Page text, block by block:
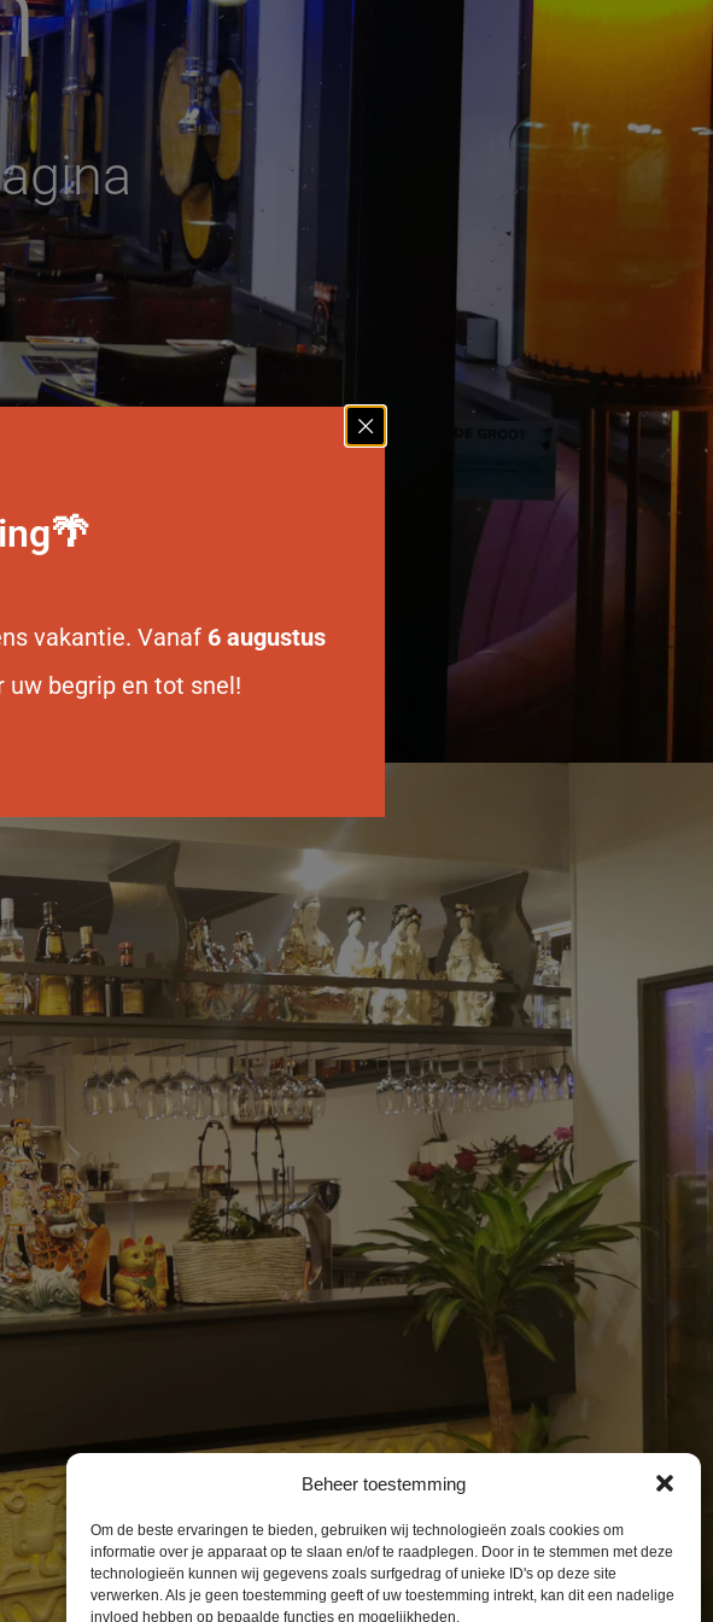
Beheer toestemming
Om de beste ervaringen te bieden, gebruiken wij technologieën zoals cookies om
informatie over je apparaat op te slaan en/of te raadplegen. Door in te stemmen met deze
technologieën kunnen wij gegevens zoals surfgedrag of unieke ID's op deze site
verwerken. Als je geen toestemming geeft of uw toestemming intrekt, kan dit een nadelige
invloed hebben op bepaalde functies en mogelijkheden.
vakantie. Vanaf 6 augustus
uw begrip en tot snel!